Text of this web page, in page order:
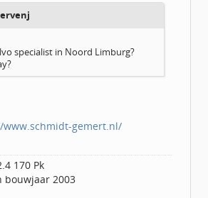
specialist in Noord Limburg?
www.schmidt-gemert.nl/
170 Pk
bouwjaar 2003